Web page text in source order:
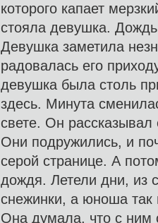
которого капает
стояла девушка.
Девушка заметила
радовалась его
девушка была столь
здесь. Минута
свете. Он
Они подружились, и
серой странице. А
дождя. Летели дни, из
снежинки, а юноша
Она думала, что с ним